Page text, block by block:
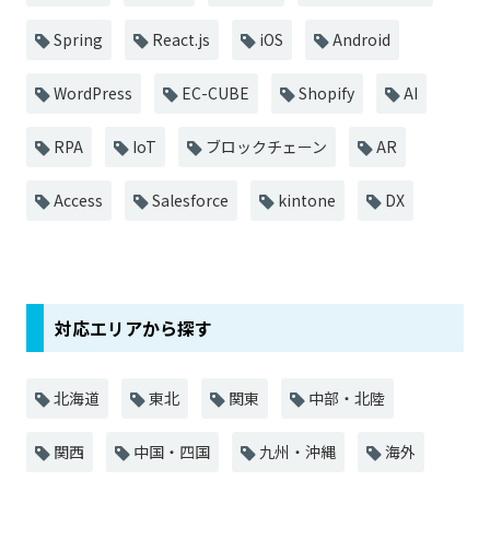
Spring React.js iOS Android
WordPress EC-CUBE Shopify AI
RPA IoT ブロックチェーン AR
Access Salesforce kintone DX
対応エリアから探す
北海道 東北 関東 中部・北陸
関西 中国・四国 九州・沖縄 海外